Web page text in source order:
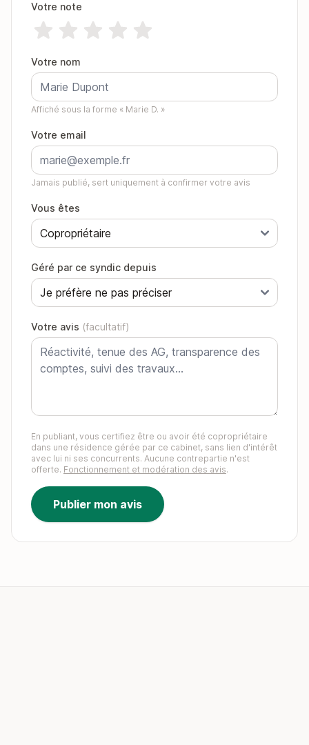
Votre note
Votre nom
Affiché sous la forme « Marie D. »
Votre email
Jamais publié, sert uniquement à confirmer votre avis
Vous êtes
Géré par ce syndic depuis
Votre avis (facultatif)
En publiant, vous certifiez être ou avoir été copropriétaire
dans une résidence gérée par ce cabinet, sans lien d'intérêt
avec lui ni ses concurrents. Aucune contrepartie n'est
offerte. Fonctionnement et modération des avis.
Publier mon avis